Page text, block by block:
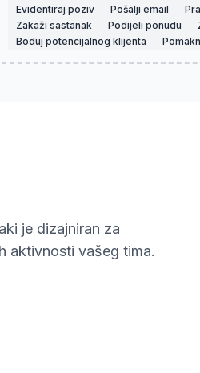
Evidentiraj poziv
Pošalji email
Zakaži sastanak
Podijeli ponudu
Boduj potencijalnog klijenta
je dizajniran za
aktivnosti vašeg tima.